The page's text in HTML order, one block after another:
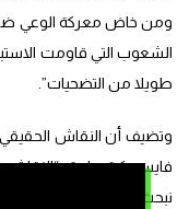
ومن خاض معركة الوعي ضد
الشعوب التي قاومت
طويلا من التضحيات”.
وتضيف أن النقاش
فايسبوكية عابرة،
نبحث عنه؟ وأي مجتمع